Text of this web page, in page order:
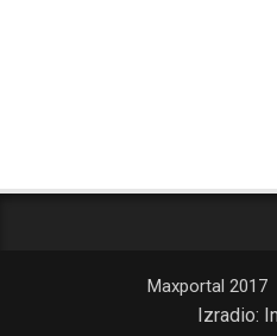
Maxportal 2017
Izradio: